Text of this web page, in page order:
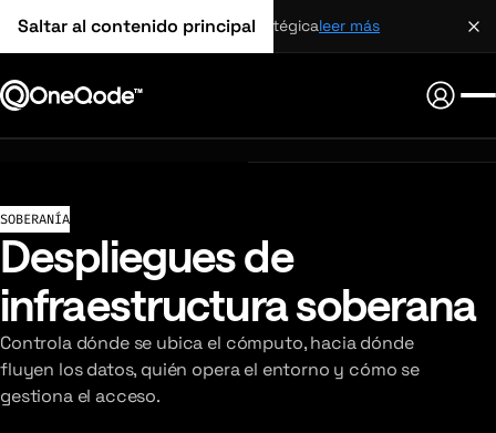
Saltar al contenido principal
alianza estratégicaleer más
SOBERANÍA
Despliegues de
infraestructura soberana
Controla dónde se ubica el cómputo, hacia dónde
fluyen los datos, quién opera el entorno y cómo se
gestiona el acceso.